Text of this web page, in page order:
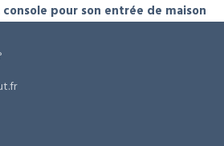
pour son entrée de maison